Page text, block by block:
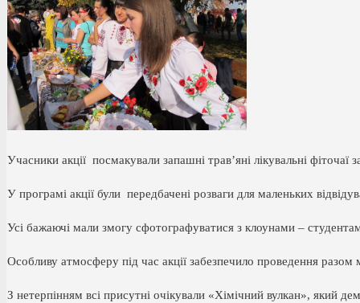
Учасники акції посмакували запашні трав’яні лікувальні
У програмі акції були передбачені розваги для маленьких
Усі бажаючі мали змогу сфотографуватися з клоунами –
Особливу атмосферу під час акції забезпечило проведення
З нетерпінням всі присутні очікували «Хімічний вулкан», який